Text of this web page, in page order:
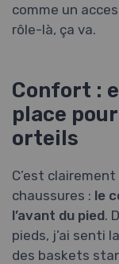
comme un
rôle-là, ça va.
Confort :
place
orteils
C’est
chaussures : le
l’avant du pied.
pieds, j’ai senti
des baskets